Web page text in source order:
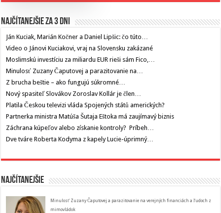
Najčítanejšie za 3 dni
Ján Kuciak, Marián Kočner a Daniel Lipšic: čo túto…
Video o Jánovi Kuciakovi, vraj na Slovensku zakázané
Moslimskú investíciu za miliardu EUR rieši sám Fico,…
Minulosť Zuzany Čaputovej a parazitovanie na…
Z brucha beštie – ako fungujú súkromné…
Nový spasiteľ Slovákov Zoroslav Kollár je člen…
Platila Českou televizi vláda Spojených států amerických?
Partnerka ministra Matúša Šutaja Eštoka má zaujímavý biznis
Záchrana kúpeľov alebo získanie kontroly? Príbeh…
Dve tváre Roberta Kodyma z kapely Lucie-úprimný…
Najčítanejšie
Minulosť Zuzany Čaputovej a parazitovanie na verejných financiách a ľudoch z
mimovládok